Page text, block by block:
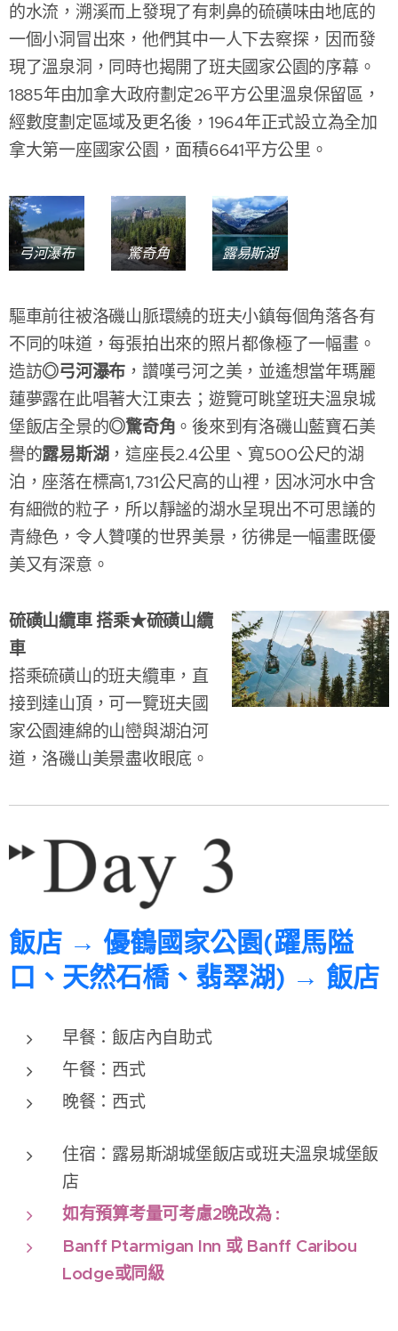
的水流，溯溪而上發現了有刺鼻的硫磺味由地底的
一個小洞冒出來，他們其中一人下去察探，因而發
現了溫泉洞，同時也揭開了班夫國家公園的序幕。
1885年由加拿大政府劃定26平方公里溫泉保留區，
經數度劃定區域及更名後，1964年正式設立為全加
拿大第一座國家公園，面積6641平方公里。
弓河瀑布 驚奇角 露易斯湖
驅車前往被洛磯山脈環繞的班夫小鎮每個角落各有
不同的味道，每張拍出來的照片都像極了一幅畫。
造訪◎弓河瀑布 ，讚嘆弓河之美，並遙想當年瑪麗
蓮夢露在此唱著大江東去；遊覽可眺望班夫溫泉城
堡飯店全景的◎驚奇角 。後來到有洛磯山藍寶石美
譽的露易斯湖 ，這座長2.4公里、寬500公尺的湖
泊，座落在標高1,731公尺高的山裡，因冰河水中含
有細微的粒子，所以靜謐的湖水呈現出不可思議的
青綠色，令人贊嘆的世界美景，彷彿是一幅畫既優
美又有深意。
硫磺山纜車 搭乘★硫磺山纜
車
搭乘硫磺山的班夫纜車，直
接到達山頂，可一覽班夫國
家公園連綿的山巒與湖泊河
道，洛磯山美景盡收眼底。
飯店 → 優鶴國家公園(躍馬隘
口、天然石橋、翡翠湖) → 飯店
早餐：飯店內自助式
午餐：西式
晚餐：西式
住宿：露易斯湖城堡飯店或班夫溫泉城堡飯
店
如有預算考量可考慮2晚改為 :
Banff Ptarmigan Inn 或 Banff Caribou
Lodge或同級